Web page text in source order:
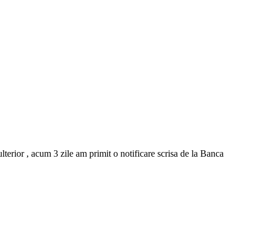
, acum 3 zile am primit o notificare scrisa de la Banca